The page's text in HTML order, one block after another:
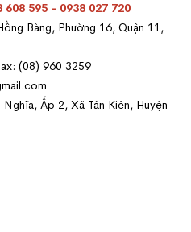
595 - 0938 027 720
Bàng, Phường 16, Quận 11,
(08) 960 3259
Nghĩa, Ấp 2, Xã Tân Kiên, Huyện